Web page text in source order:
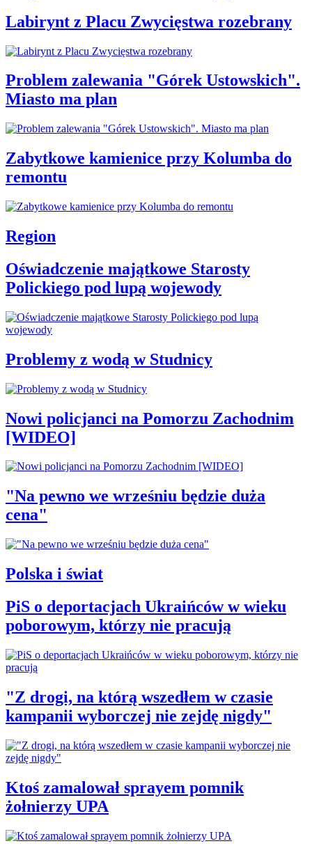
Labirynt z Placu Zwycięstwa rozebrany
Problem zalewania "Górek Ustowskich".
Miasto ma plan
Zabytkowe kamienice przy Kolumba do
remontu
Region
Oświadczenie majątkowe Starosty
Polickiego pod lupą wojewody
Problemy z wodą w Studnicy
Nowi policjanci na Pomorzu Zachodnim
[WIDEO]
"Na pewno we wrześniu będzie duża
cena"
Polska i świat
PiS o deportacjach Ukraińców w wieku
poborowym, którzy nie pracują
"Z drogi, na którą wszedłem w czasie
kampanii wyborczej nie zejdę nigdy"
Ktoś zamalował sprayem pomnik
żołnierzy UPA